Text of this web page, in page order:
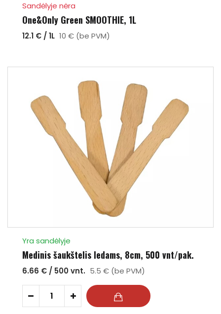
Sandėlyje nėra
One&Only Green SMOOTHIE, 1L
12.1 € / 1L 10 € (be PVM)
Yra sandėlyje
Medinis šaukštelis ledams, 8cm, 500 vnt/pak.
6.66 € / 500 vnt. 5.5 € (be PVM)
- +